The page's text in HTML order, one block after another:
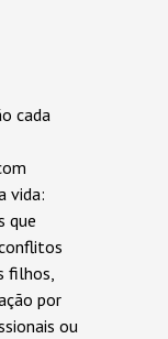
cada
vida:
que
filhos,
por
ou